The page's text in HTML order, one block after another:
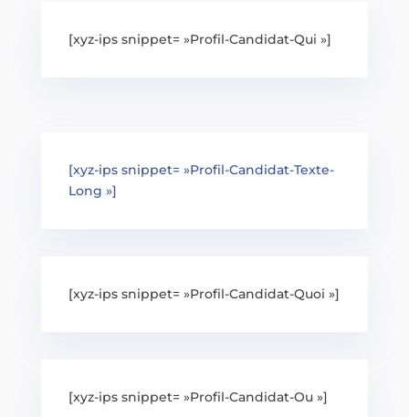
[xyz-ips snippet= »Profil-Candidat-Qui »]
[xyz-ips snippet= »Profil-Candidat-Texte-
Long »]
[xyz-ips snippet= »Profil-Candidat-Quoi »]
[xyz-ips snippet= »Profil-Candidat-Ou »]